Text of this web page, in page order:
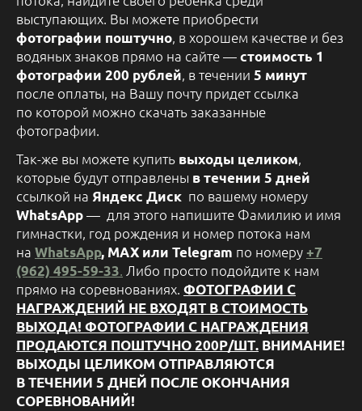
выступающих. Вы можете приобрести
фотографии поштучно, в хорошем качестве и без
водяных знаков прямо на сайте —стоимость 1
фотографии 200 рублей, в течении 5 минут
после оплаты, на Вашу почту придет ссылка
по которой можно скачать заказанные
фотографии.
Так-же вы можете купить выходы целиком,
которые будут отправлены в течении 5 дней
ссылкой на Яндекс Диск по вашему номеру
WhatsApp— для этого напишите Фамилию и имя
гимнастки, год рождения и номер потока нам
на WhatsApp, MAX или Telegram по номеру +7
(962) 495-59-33. Либо просто подойдите к нам
прямо на соревнованиях. ФОТОГРАФИИ С
НАГРАЖДЕНИЙ НЕ ВХОДЯТ В СТОИМОСТЬ
ВЫХОДА! ФОТОГРАФИИ С НАГРАЖДЕНИЯ
ПРОДАЮТСЯ ПОШТУЧНО 200Р/ШТ. ВНИМАНИЕ!
ВЫХОДЫ ЦЕЛИКОМ ОТПРАВЛЯЮТСЯ
В ТЕЧЕНИИ 5 ДНЕЙ ПОСЛЕ ОКОНЧАНИЯ
СОРЕВНОВАНИЙ!